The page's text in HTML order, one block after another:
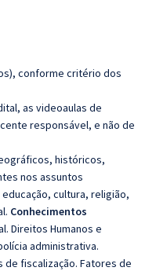
conforme critério dos
as videoaulas de
responsável, e não de
históricos,
nos assuntos
cultura, religião,
Conhecimentos
Direitos Humanos e
administrativa.
fiscalização. Fatores de